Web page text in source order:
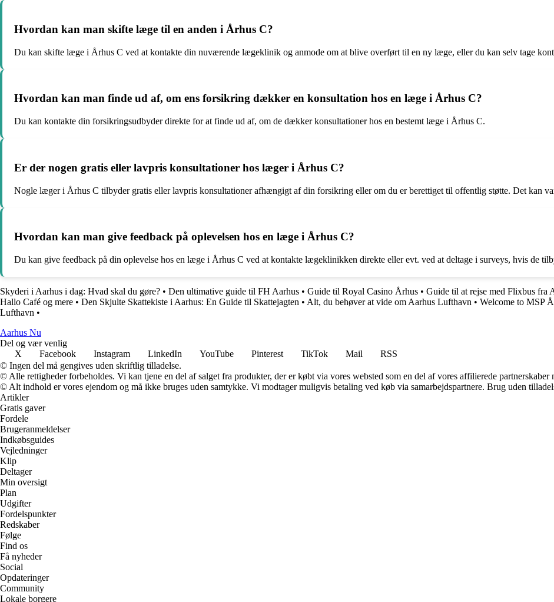
Hvordan kan man skifte læge til en anden i Århus C?
Du kan skifte læge i Århus C ved at kontakte din nuværende lægeklinik og anmode om at blive overført til en ny læge, eller du kan selv tage
Hvordan kan man finde ud af, om ens forsikring dækker en konsultation hos en læge i Århus C?
Du kan kontakte din forsikringsudbyder direkte for at finde ud af, om de dækker konsultationer hos en bestemt læge i Århus C.
Er der nogen gratis eller lavpris konsultationer hos læger i Århus C?
Nogle læger i Århus C tilbyder gratis eller lavpris konsultationer afhængigt af din forsikring eller om du er berettiget til offentlig støtte. Det kan
Hvordan kan man give feedback på oplevelsen hos en læge i Århus C?
Du kan give feedback på din oplevelse hos en læge i Århus C ved at kontakte lægeklinikken direkte eller evt. ved at deltage i surveys, hvis de
Skyderi i Aarhus i dag: Hvad skal du gøre? • Den ultimative guide til FH Aarhus • Guide til Royal Casino Århus • Guide til at rejse med Flixbus fra
Hallo Café og mere • Den Skjulte Skattekiste i Aarhus: En Guide til Skattejagten • Alt, du behøver at vide om Aarhus Lufthavn • Welcome to MSP
Lufthavn •
Aarhus Nu
Del og vær venlig
X
Facebook Instagram LinkedIn YouTube Pinterest TikTok Mail
RSS
© Ingen del må gengives uden skriftlig tilladelse.
© Alle rettigheder forbeholdes. Vi kan tjene en del af salget fra produkter, der er købt via vores websted som en del af vores affilierede partnerskaber
© Alt indhold er vores ejendom og må ikke bruges uden samtykke. Vi modtager muligvis betaling ved køb via samarbejdspartnere. Brug uden
Artikler
Gratis gaver
Fordele
Brugeranmeldelser
Indkøbsguides
Vejledninger
Klip
Deltager
Min oversigt
Plan
Udgifter
Fordelspunkter
Redskaber
Følge
Find os
Få nyheder
Social
Opdateringer
Community
Lokale borgere